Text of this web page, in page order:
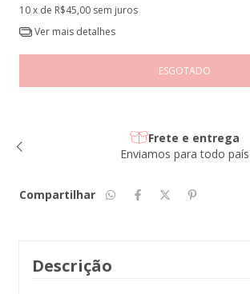
10x de R$45,00 sem juros
Ver mais detalhes
Prata 925/950
Com certificado de garantia
Compartilhar
Descrição